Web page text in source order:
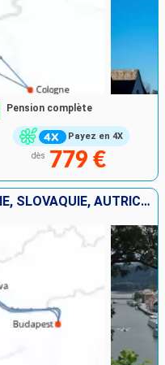
Payez en 4X
Pension complète
dès 779 €
ALLEMAGNE, FRANCE, HONGRIE, SLOVAQUIE, AUTRICHE